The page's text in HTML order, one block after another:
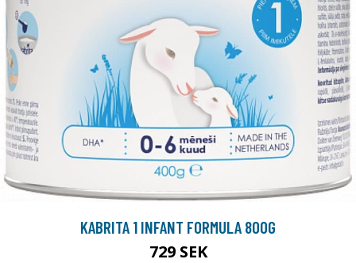
KABRITA 1 INFANT FORMULA 800G
729 SEK